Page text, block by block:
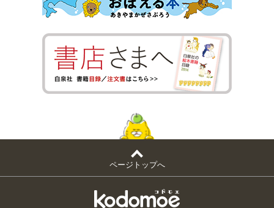
ページトップへ